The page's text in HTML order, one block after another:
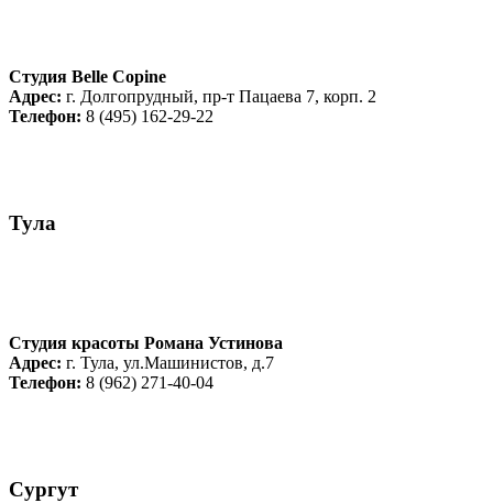
Студия Belle Copine
Адрес: г. Долгопрудный, пр-т Пацаева 7, корп. 2
Телефон: 8 (495) 162-29-22
Тула
Студия красоты Романа Устинова
Адрес: г. Тула, ул.Машинистов, д.7
Телефон: 8 (962) 271-40-04
Сургут